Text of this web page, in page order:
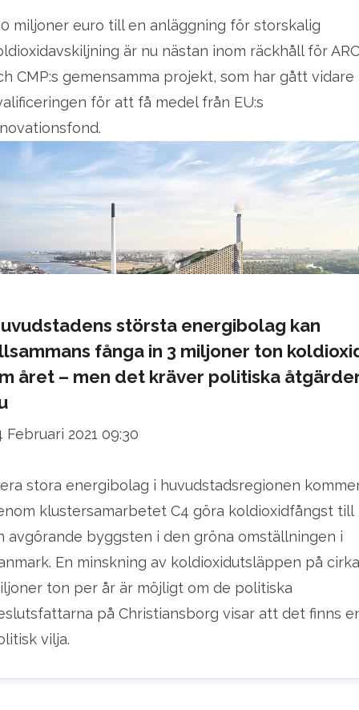
miljoner euro till en anläggning för storskalig
är nu nästan inom räckhåll för
CMP:s gemensamma projekt, som har gått vidare
för att få medel från EU:s
största energibolag kan
fånga in 3 miljoner ton
året – men det kräver politiska
Februari 2021 09:30
stora energibolag i huvudstadsregionen
klustersamarbetet C4 göra koldioxidfångst till
avgörande byggsten i den gröna omställningen i
En minskning av koldioxidutsläppen på
ton per år är möjligt om de politiska
på Christiansborg visar att det finns
vilja.